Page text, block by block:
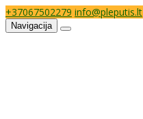
+37067502279 info@pleputis.lt
Navigacija